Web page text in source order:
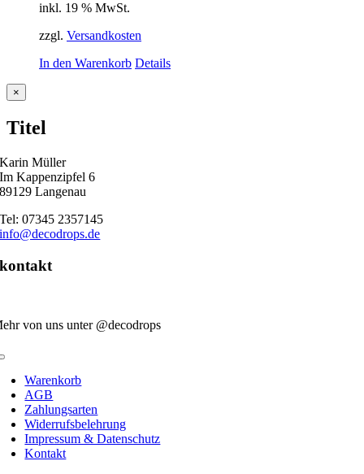
inkl. 19 % MwSt.
zzgl. Versandkosten
In den Warenkorb Details
Close
product
view
×
Titel
Karin Müller
Im Kappenzipfel 6
89129 Langenau
Tel: 07345 2357145
info@decodrops.de
kontakt
von uns unter @decodrops
Warenkorb
AGB
Zahlungsarten
Widerrufsbelehrung
Impressum & Datenschutz
Kontakt